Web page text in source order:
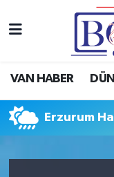
VAN HABER
Erzurum
Van Haber
Gündem
Spor
Hava Durumu
Puan
Tüm